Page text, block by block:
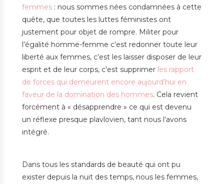
femmes : nous sommes nées condamnées à cette
quête, que toutes les luttes féministes ont
justement pour objet de rompre. Militer pour
l’égalité homme-femme c’est redonner toute leur
liberté aux femmes, c’est les laisser disposer de leur
esprit et de leur corps, c’est supprimer les rapport
de forces qui demeurent encore aujourd’hui en
faveur de la domination des hommes. Cela revient
forcément à « désapprendre » ce qui est devenu
un réflexe presque plavlovien, tant nous l’avons
intégré.
Dans tous les standards de beauté qui ont pu
exister depuis la nuit des temps, nous les femmes,